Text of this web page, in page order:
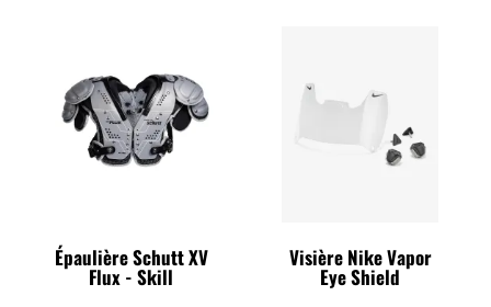
Épaulière Schutt XV
Flux - Skill
Visière Nike Vapor
Eye Shield